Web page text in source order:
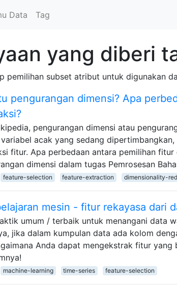
Data Tag
yang diberi
pemilihan subset atribut untuk digunakan
pengurangan dimensi? Apa
pengurangan dimensi atau
acak yang sedang
fitur. Apa perbedaan antara pemilihan
dimensi dalam tugas Pemrosesan
feature-selection feature-extraction dimensionality-
mesin - fitur rekayasa dari
umum / terbaik untuk menangani data
jika dalam kumpulan data ada kolom
Anda dapat mengekstrak fitur
machine-learning time-series feature-selection